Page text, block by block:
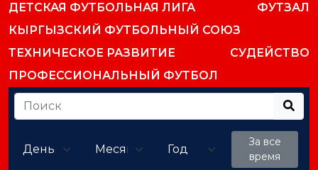
ДЕТСКАЯ ФУТБОЛЬНАЯ ЛИГА
ФУТЗАЛ
КЫРГЫЗСКИЙ ФУТБОЛЬНЫЙ СОЮЗ
ТЕХНИЧЕСКОЕ РАЗВИТИЕ
СУДЕЙСТВО
ПРОФЕССИОНАЛЬНЫЙ ФУТБОЛ
За все
время